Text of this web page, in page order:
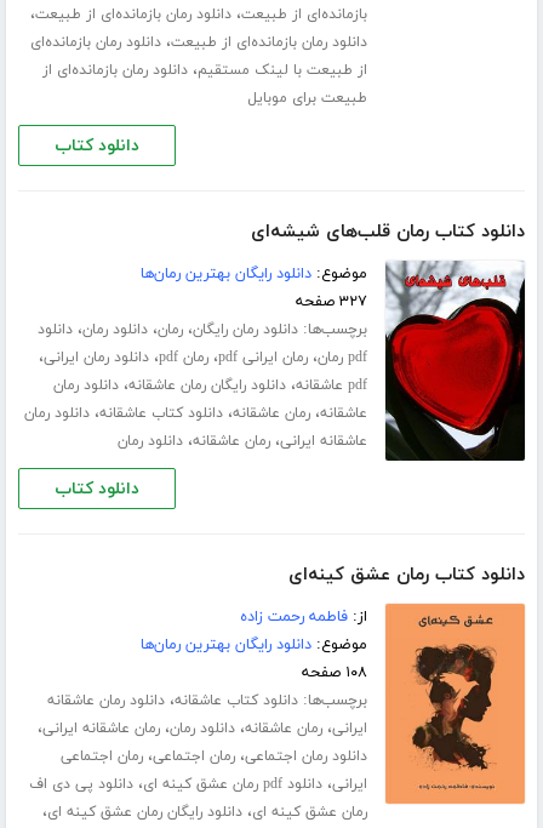
بازمانده‌ای از طبیعت،دانلود رمان بازمانده‌ای از طبیعت،
دانلود رمان بازمانده‌ای از طبیعت،دانلود رمان بازمانده‌ای
از طبیعت با لینک مستقیم،دانلود رمان بازمانده‌ای از
طبیعت برای موبایل
دانلود کتاب
دانلود کتاب رمان قلب‌های شیشه‌ای
موضوع:دانلود رایگان بهترین رمان‌ها
۳۲۷ صفحه
برچسب‌ها:دانلود رمان رایگان،رمان،دانلود رمان،دانلود
pdf رمان
،رمان ایرانی pdf ،رمان pdf ،دانلود رمان ایرانی،
pdf عاشقانه ،دانلود رایگان رمان عاشقانه،دانلود رمان
عاشقانه،رمان عاشقانه،دانلود کتاب عاشقانه،دانلود رمان
عاشقانه ایرانی،رمان عاشقانه،دانلود رمان
دانلود کتاب
دانلود کتاب رمان عشق کینه‌ای
از:فاطمه رحمت زاده
موضوع:دانلود رایگان بهترین رمان‌ها
۱۰۸ صفحه
برچسب‌ها:دانلود کتاب عاشقانه،دانلود رمان عاشقانه
ایرانی،رمان عاشقانه،دانلود رمان،رمان عاشقانه ایرانی،
دانلود رمان اجتماعی،رمان اجتماعی،رمان اجتماعی
ایرانی،دانلود pdf رمان عشق کینه ای ،دانلود پی دی اف
رمان عشق کینه ای،دانلود رایگان رمان عشق کینه ای،